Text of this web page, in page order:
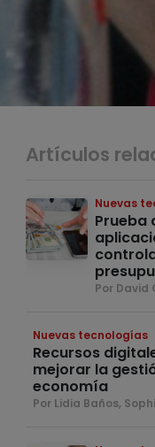
Artículos
Nuevas
Prueba
Por David
Nuevas tecnologías
Recursos
mejorar la
economía
Por Lidia Baños,